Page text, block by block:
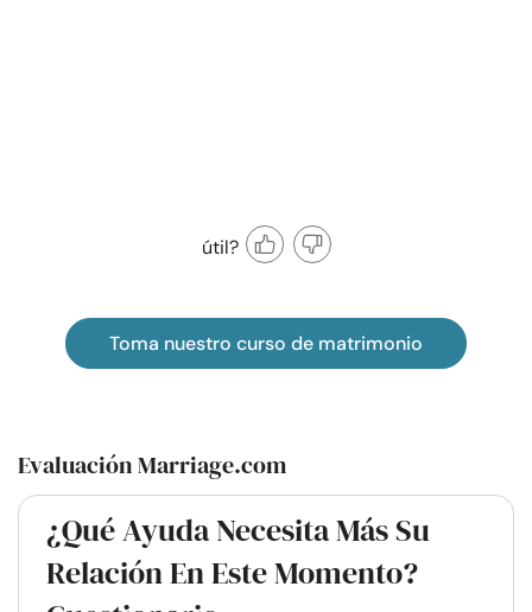
útil?
Toma nuestro curso de matrimonio
Evaluación Marriage.com
¿Qué Ayuda Necesita Más Su
Relación En Este Momento?